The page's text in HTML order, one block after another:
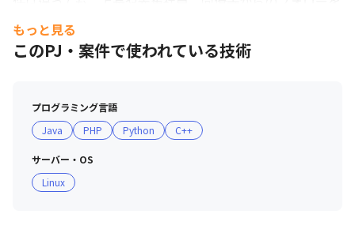
求めることが出来ます。
営業担当者からのフォローもあり、多方向からのフォロー
体制を築いています。
資格取得者には一時金を支給しております。
(一部例)
・Python3 エンジニア認定基礎試験合格者　50,000円
・Oracle Certified Java Programmer Gold　282,000円
・ORACLE MASTER Gold Oracle Database　554,000円
もっと見る
このPJ・案件で使われている技術
プログラミング言語
Java
PHP Python C++
サーバー・OS
Linux